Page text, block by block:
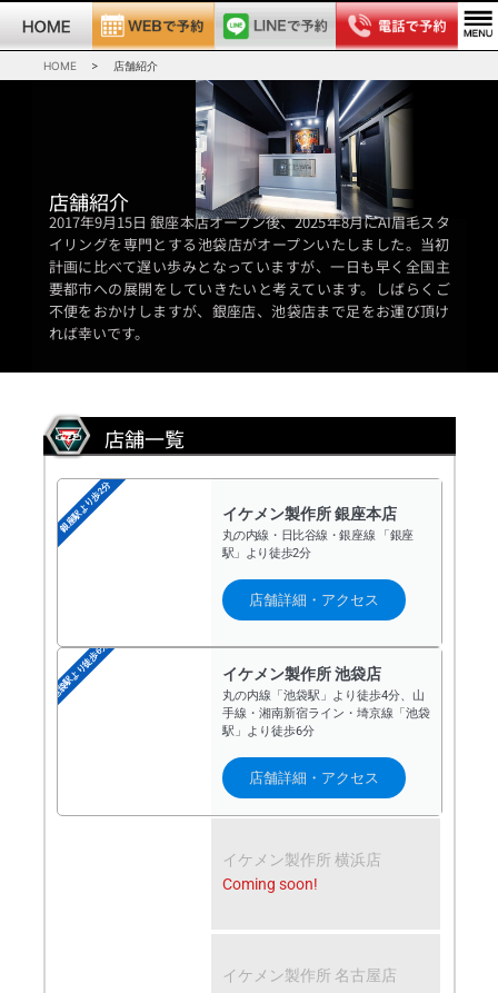
HOME > 店舗紹介
店舗紹介
2017年9月15日 銀座本店オープン後、2025年8月にAI眉毛スタ
イリングを専門とする池袋店がオープンいたしました。当初
計画に比べて遅い歩みとなっていますが、一日も早く全国主
要都市への展開をしていきたいと考えています。しばらくご
不便をおかけしますが、銀座店、池袋店まで足をお運び頂け
れば幸いです。
店舗一覧
イケメン製作所 銀座本店
丸の内線・日比谷線・銀座線 「銀座
駅」より徒歩2分
店舗詳細・アクセス
銀座駅より歩2分
イケメン製作所 池袋店
丸の内線「池袋駅」より徒歩4分、山
手線・湘南新宿ライン・埼京線「池袋
駅」より徒歩6分
店舗詳細・アクセス
池袋駅より徒歩6分
イケメン製作所 横浜店
Coming soon!
イケメン製作所 名古屋店